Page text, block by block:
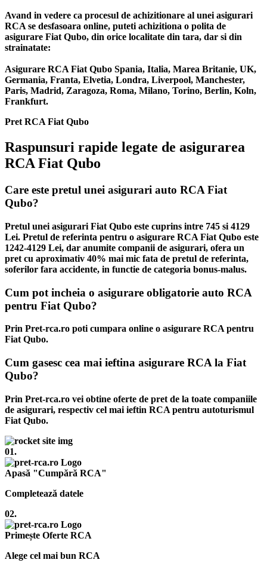
Avand in vedere ca procesul de achizitionare al unei asigurari
RCA se desfasoara online, puteti achizitiona o polita de
asigurare Fiat Qubo, din orice localitate din tara, dar si din
strainatate:
Asigurare RCA Fiat Qubo Spania, Italia, Marea Britanie, UK,
Germania, Franta, Elvetia, Londra, Liverpool, Manchester,
Paris, Madrid, Zaragoza, Roma, Milano, Torino, Berlin, Koln,
Frankfurt.
Pret RCA Fiat Qubo
Raspunsuri rapide legate de asigurarea
RCA Fiat Qubo
Care este pretul unei asigurari auto RCA Fiat
Qubo?
Pretul unei asigurari Fiat Qubo este cuprins intre 745 si 4129
Lei. Pretul de referinta pentru o asigurare RCA Fiat Qubo este
1242-4129 Lei, dar anumite companii de asigurari, ofera un
pret cu aproximativ 40% mai mic fata de pretul de referinta,
soferilor fara accidente, in functie de categoria bonus-malus.
Cum pot incheia o asigurare obligatorie auto RCA
pentru Fiat Qubo?
Prin Pret-rca.ro poti cumpara online o asigurare RCA pentru
Fiat Qubo.
Cum gasesc cea mai ieftina asigurare RCA la Fiat
Qubo?
Prin Pret-rca.ro vei obtine oferte de pret de la toate companiile
de asigurari, respectiv cel mai ieftin RCA pentru autoturismul
Fiat Qubo.
01.
Apasă "Cumpără RCA"
Completează datele
02.
Primește Oferte RCA
Alege cel mai bun RCA